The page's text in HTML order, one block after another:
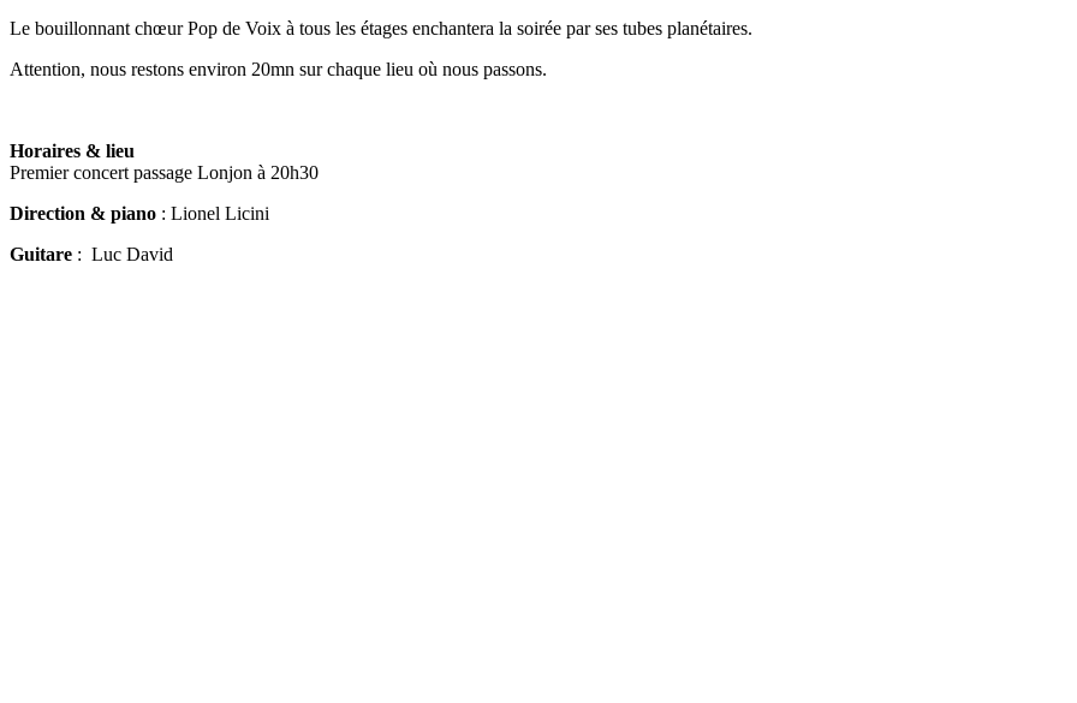
Le bouillonnant chœur Pop de Voix à tous les étages enchantera la soirée par ses tubes planétaires.
Attention, nous restons environ 20mn sur chaque lieu où nous passons.
Horaires & lieu
Premier concert passage Lonjon à 20h30
Direction & piano : Lionel Licini
Guitare : Luc David